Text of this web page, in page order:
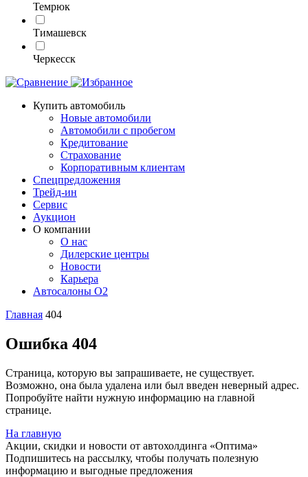
Темрюк
Тимашевск
Черкесск
Купить автомобиль
Новые автомобили
Автомобили с пробегом
Кредитование
Страхование
Корпоративным клиентам
Спецпредложения
Трейд-ин
Сервис
Аукцион
О компании
О нас
Дилерские центры
Новости
Карьера
Автосалоны O2
Главная 404
Ошибка 404
Страница, которую вы запрашиваете, не существует.
Возможно, она была удалена или был введен неверный адрес.
Попробуйте найти нужную информацию на главной
странице.
На главную
Акции, скидки и новости от автохолдинга «Оптима»
Подпишитесь на рассылку, чтобы получать полезную
информацию и выгодные предложения